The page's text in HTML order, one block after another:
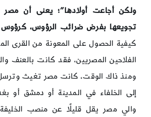
ولكن أجاعت أولادها”؛ يعنى أن
تجويعها بفرض ضرائب الرؤوس، كرؤوس
كيفية الحصول على المعونة من القرى
الفلاحين المصريين، فقد كانت بالعنف
ومنذ ذاك الوقت، كانت مصر تغيث وترسل
إلى الخلفاء في المدينة أو دمشق أو
والي مصر يقل قليلًا عن منصب